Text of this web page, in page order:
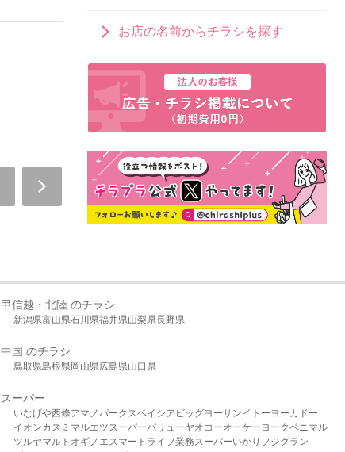
お店の名前からチラシを探す
甲信越・北陸 のチラシ
新潟県富山県石川県福井県山梨県長野県
中国 のチラシ
鳥取県島根県岡山県広島県山口県
スーパー
いなげや西條アマノパークスベイシア ビッグヨーサンイトーヨーカドー
イオンカスミ マルエツスーパーバリューヤオコーオーケー ヨークベニマル
ツルヤマルト オギノ エスマート ライフ業務スーパーいかり フジグラン